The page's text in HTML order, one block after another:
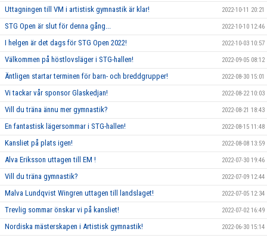
Uttagningen till VM i artistisk gymnastik är klar! 2022-10-11 20:21
STG Open är slut för denna gång... 2022-10-10 12:46
I helgen är det dags för STG Open 2022! 2022-10-03 10:57
Välkommen på höstlovsläger i STG-hallen! 2022-09-05 08:12
Äntligen startar terminen för barn- och breddgrupper! 2022-08-30 15:01
Vi tackar vår sponsor Glaskedjan! 2022-08-22 10:03
Vill du träna ännu mer gymnastik? 2022-08-21 18:43
En fantastisk lägersommar i STG-hallen! 2022-08-15 11:48
Kansliet på plats igen! 2022-08-08 13:59
Alva Eriksson uttagen till EM ! 2022-07-30 19:46
Vill du träna gymnastik? 2022-07-09 12:44
Malva Lundqvist Wingren uttagen till landslaget! 2022-07-05 12:34
Trevlig sommar önskar vi på kansliet! 2022-07-02 16:49
Nordiska mästerskapen i Artistisk gymnastik! 2022-06-30 15:14